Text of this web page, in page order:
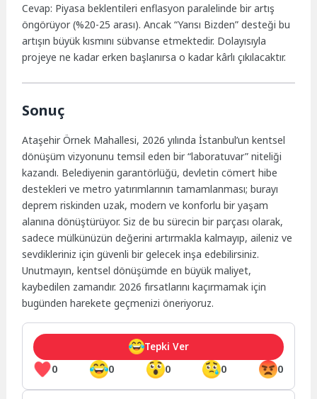
Cevap: Piyasa beklentileri enflasyon paralelinde bir artış
öngörüyor (%20-25 arası). Ancak “Yarısı Bizden” desteği bu
artışın büyük kısmını sübvanse etmektedir. Dolayısıyla
projeye ne kadar erken başlanırsa o kadar kârlı çıkılacaktır.
Sonuç
Ataşehir Örnek Mahallesi, 2026 yılında İstanbul’un kentsel
dönüşüm vizyonunu temsil eden bir “laboratuvar” niteliği
kazandı. Belediyenin garantörlüğü, devletin cömert hibe
destekleri ve metro yatırımlarının tamamlanması; burayı
deprem riskinden uzak, modern ve konforlu bir yaşam
alanına dönüştürüyor. Siz de bu sürecin bir parçası olarak,
sadece mülkünüzün değerini artırmakla kalmayıp, aileniz ve
sevdikleriniz için güvenli bir gelecek inşa edebilirsiniz.
Unutmayın, kentsel dönüşümde en büyük maliyet,
kaybedilen zamandır. 2026 fırsatlarını kaçırmamak için
bugünden harekete geçmenizi öneriyoruz.
0 0 0 0 0
Tepki Ver